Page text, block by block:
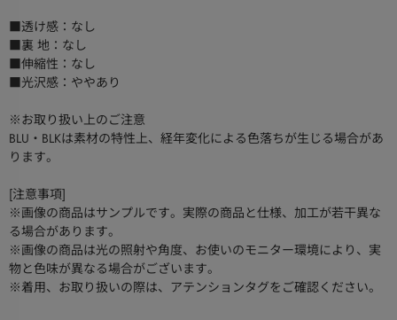
■透け感：なし
■裏 地：なし
■伸縮性：なし
■光沢感：ややあり
※お取り扱い上のご注意
BLU・BLKは素材の特性上、経年変化による色落ちが生じる場合があ
ります。
[注意事項]
※画像の商品はサンプルです。実際の商品と仕様、加工が若干異な
る場合があります。
※画像の商品は光の照射や角度、お使いのモニター環境により、実
物と色味が異なる場合がございます。
※着用、お取り扱いの際は、アテンションタグをご確認ください。